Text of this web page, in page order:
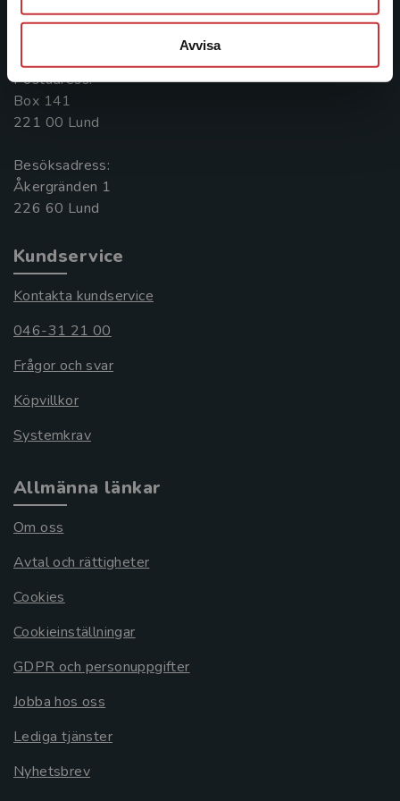
Avvisa
Kontakta oss
Postadress:
Box 141
221 00 Lund
Besöksadress:
Åkergränden 1
Kundservice
Kontakta kundservice
046-31 21 00
Frågor och svar
Köpvillkor
Systemkrav
Allmänna länkar
Om oss
Avtal och rättigheter
Cookies
Cookieinställningar
GDPR och personuppgifter
Jobba hos oss
Lediga tjänster
Nyhetsbrev